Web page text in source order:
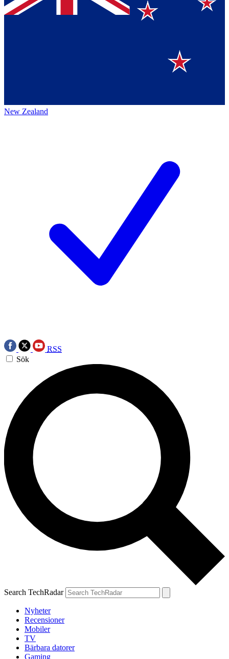
New Zealand
RSS
Sök
Search TechRadar
Nyheter
Recensioner
Mobiler
TV
Bärbara datorer
Gaming